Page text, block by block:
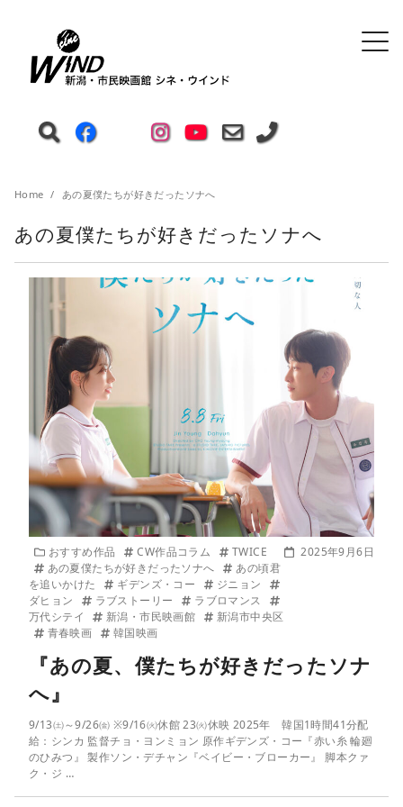
Home あの夏僕たちが好きだったソナへ
あの夏僕たちが好きだったソナへ
おすすめ作品 CW作品コラム
TWICE
あの夏僕たちが好きだったソナへ
あの頃君
を追いかけた
ギデンズ・コー
ジニョン
ダヒョン
ラブストーリー
ラブロマンス
万代シテイ
新潟・市民映画館
新潟市中央区
青春映画
韓国映画
2025年9月6日
『あの夏、僕たちが好きだったソナ
へ』
9/13㈯～9/26㈮ ※9/16㈫休館 23㈫休映 2025年 韓国1時間41分配
給：シンカ 監督チョ・ヨンミョン 原作ギデンズ・コー『赤い糸 輪廻
のひみつ』 製作ソン・デチャン『ベイビー・ブローカー』 脚本クァ
ク・ジ …